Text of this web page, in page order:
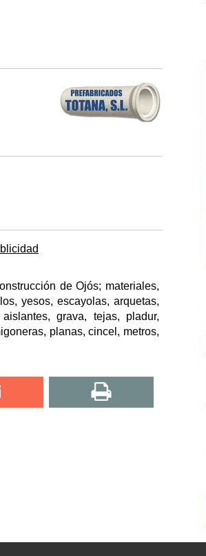
de Ojós; materiales,
yesos, escayolas, arquetas,
grava, tejas, pladur,
planas, cincel, metros,